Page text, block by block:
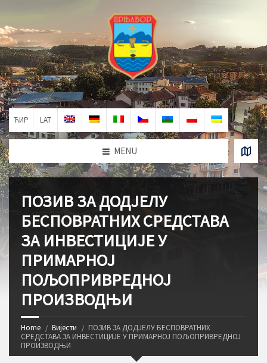
ЋИР LAT
MENU
ПОЗИВ ЗА ДОДЈЕЛУ
БЕСПОВРАТНИХ СРЕДСТАВА
ЗА ИНВЕСТИЦИЈЕ У
ПРИМАРНОЈ
ПОЉОПРИВРЕДНОЈ
ПРОИЗВОДЊИ
Home Вијести
ПОЗИВ ЗА ДОДЈЕЛУ БЕСПОВРАТНИХ
СРЕДСТАВА ЗА ИНВЕСТИЦИЈЕ У ПРИМАРНОЈ ПОЉОПРИВРЕДНОЈ
ПРОИЗВОДЊИ